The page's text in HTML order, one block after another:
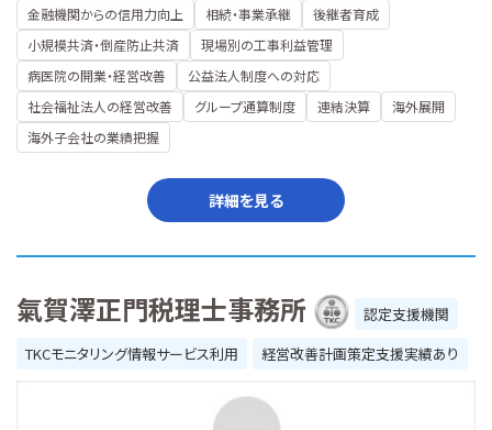
金融機関からの信用力向上
相続・事業承継
後継者育成
小規模共済・倒産防止共済
現場別の工事利益管理
病医院の開業・経営改善
公益法人制度への対応
社会福祉法人の経営改善
グループ通算制度 連結決算
海外展開
海外子会社の業績把握
詳細を見る
氣賀澤正門税理士事務所
認定支援機関
TKCモニタリング情報サービス利用
経営改善計画策定支援実績あり